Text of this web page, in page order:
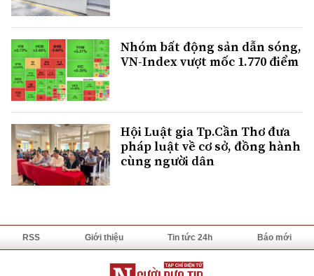
Nhóm bất động sản dẫn sóng,
VN-Index vượt mốc 1.770 điểm
Hội Luật gia Tp.Cần Thơ đưa
pháp luật về cơ sở, đồng hành
cùng người dân
RSS Giới thiệu Tin tức 24h Báo mới